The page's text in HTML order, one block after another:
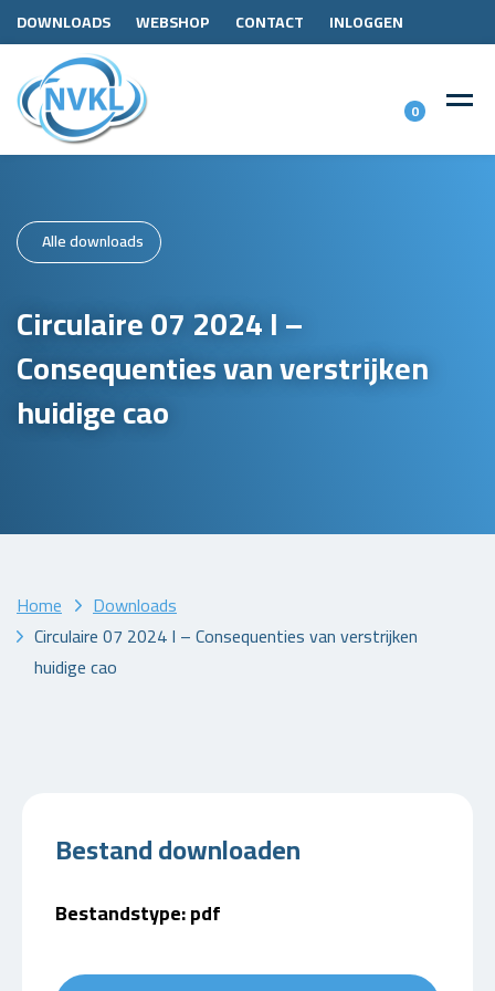
DOWNLOADS WEBSHOP CONTACT INLOGGEN
0
Alle downloads
Circulaire 07 2024 I –
Consequenties van verstrijken
huidige cao
Home
Downloads
Circulaire 07 2024 I – Consequenties van verstrijken
huidige cao
Bestand downloaden
Bestandstype: pdf